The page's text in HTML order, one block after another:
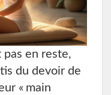
pas en reste,
du devoir de
« main